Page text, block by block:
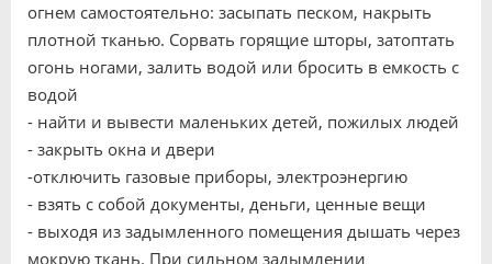
огнем самостоятельно: засыпать песком, накрыть
плотной тканью. Сорвать горящие шторы, затоптать
огонь ногами, залить водой или бросить в емкость с
водой
- найти и вывести маленьких детей, пожилых людей
- закрыть окна и двери
-отключить газовые приборы, электроэнергию
- взять с собой документы, деньги, ценные вещи
- выходя из задымленного помещения дышать через
мокрую ткань. При сильном задымлении